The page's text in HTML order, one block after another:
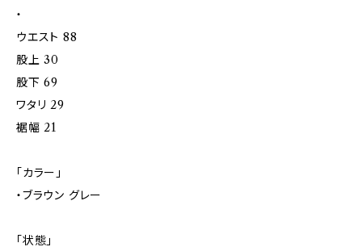
・
ウエスト 88
股上 30
股下 69
ワタリ 29
裾幅 21
「カラー」
・ブラウン グレー
「状態」